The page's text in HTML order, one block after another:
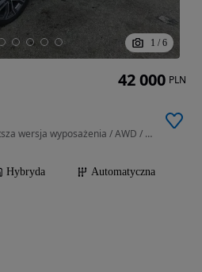
1 / 6
1993 cm3 • 184 KM • Najbogatsza wersja wyposażenia / AWD / niski przebieg
Hybryda
Automatyczna
42 000 PLN